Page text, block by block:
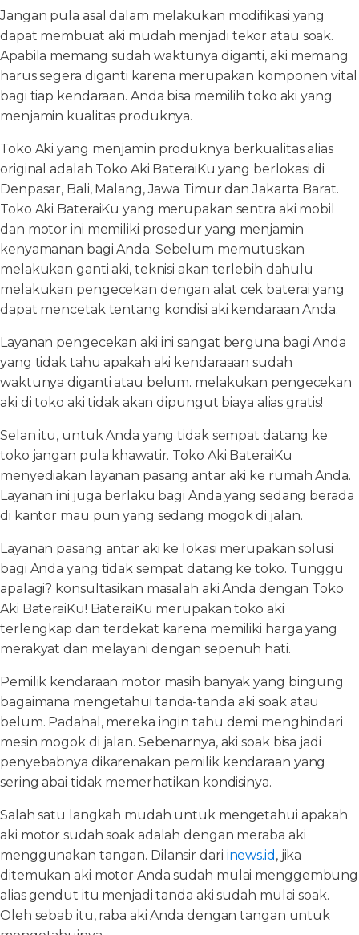
Jangan pula asal dalam melakukan modifikasi yang
dapat membuat aki mudah menjadi tekor atau soak.
Apabila memang sudah waktunya diganti, aki memang
harus segera diganti karena merupakan komponen vital
bagi tiap kendaraan. Anda bisa memilih toko aki yang
menjamin kualitas produknya.
Toko Aki yang menjamin produknya berkualitas alias
original adalah Toko Aki BateraiKu yang berlokasi di
Denpasar, Bali, Malang, Jawa Timur dan Jakarta Barat.
Toko Aki BateraiKu yang merupakan sentra aki mobil
dan motor ini memiliki prosedur yang menjamin
kenyamanan bagi Anda. Sebelum memutuskan
melakukan ganti aki, teknisi akan terlebih dahulu
melakukan pengecekan dengan alat cek baterai yang
dapat mencetak tentang kondisi aki kendaraan Anda.
Layanan pengecekan aki ini sangat berguna bagi Anda
yang tidak tahu apakah aki kendaraaan sudah
waktunya diganti atau belum. melakukan pengecekan
aki di toko aki tidak akan dipungut biaya alias gratis!
Selan itu, untuk Anda yang tidak sempat datang ke
toko jangan pula khawatir. Toko Aki BateraiKu
menyediakan layanan pasang antar aki ke rumah Anda.
Layanan ini juga berlaku bagi Anda yang sedang berada
di kantor mau pun yang sedang mogok di jalan.
Layanan pasang antar aki ke lokasi merupakan solusi
bagi Anda yang tidak sempat datang ke toko. Tunggu
apalagi? konsultasikan masalah aki Anda dengan Toko
Aki BateraiKu! BateraiKu merupakan toko aki
terlengkap dan terdekat karena memiliki harga yang
merakyat dan melayani dengan sepenuh hati.
Pemilik kendaraan motor masih banyak yang bingung
bagaimana mengetahui tanda-tanda aki soak atau
belum. Padahal, mereka ingin tahu demi menghindari
mesin mogok di jalan. Sebenarnya, aki soak bisa jadi
penyebabnya dikarenakan pemilik kendaraan yang
sering abai tidak memerhatikan kondisinya.
Salah satu langkah mudah untuk mengetahui apakah
aki motor sudah soak adalah dengan meraba aki
menggunakan tangan. Dilansir dari inews.id , jika
ditemukan aki motor Anda sudah mulai menggembung
alias gendut itu menjadi tanda aki sudah mulai soak.
Oleh sebab itu, raba aki Anda dengan tangan untuk